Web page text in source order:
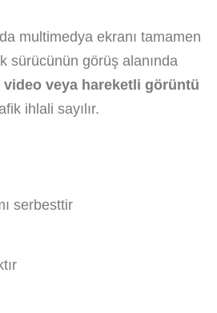
multimedya ekranı tamamen
sürücünün görüş alanında
video veya hareketli görüntü
ihlali sayılır.
serbesttir